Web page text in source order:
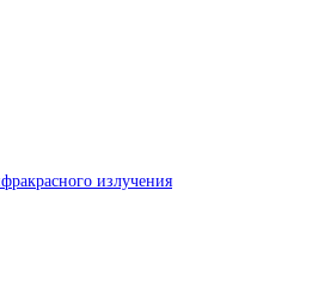
излучения